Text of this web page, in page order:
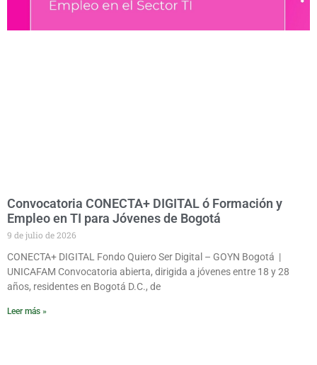
Convocatoria CONECTA+ DIGITAL ó Formación y
Empleo en TI para Jóvenes de Bogotá
9 de julio de 2026
CONECTA+ DIGITAL Fondo Quiero Ser Digital – GOYN Bogotá |
UNICAFAM Convocatoria abierta, dirigida a jóvenes entre 18 y 28
años, residentes en Bogotá D.C., de
Leer más »